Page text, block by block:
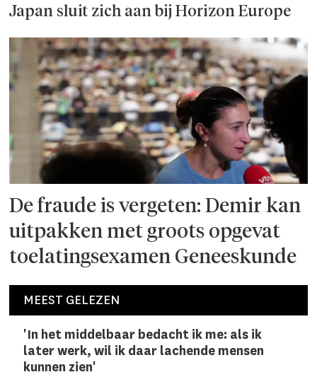
Japan sluit zich aan bij Horizon Europe
De fraude is vergeten: Demir kan
uitpakken met groots opgevat
toelatingsexamen Geneeskunde
MEEST GELEZEN
'In het middelbaar bedacht ik me: als ik
later werk, wil ik daar lachen­de mensen
kunnen zien'